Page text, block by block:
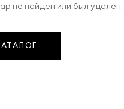
не найден или был удален.